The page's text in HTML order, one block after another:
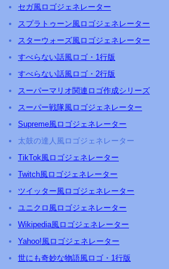
セガ風ロゴジェネレーター
スプラトゥーン風ロゴジェネレーター
スターウォーズ風ロゴジェネレーター
すべらない話風ロゴ・1行版
すべらない話風ロゴ・2行版
スーパーマリオ関連ロゴ作成シリーズ
スーパー戦隊風ロゴジェネレーター
Supreme風ロゴジェネレーター
太鼓の達人風ロゴジェネレーター
TikTok風ロゴジェネレーター
Twitch風ロゴジェネレーター
ツイッター風ロゴジェネレーター
ユニクロ風ロゴジェネレーター
Wikipedia風ロゴジェネレーター
Yahoo!風ロゴジェネレーター
世にも奇妙な物語風ロゴ・1行版